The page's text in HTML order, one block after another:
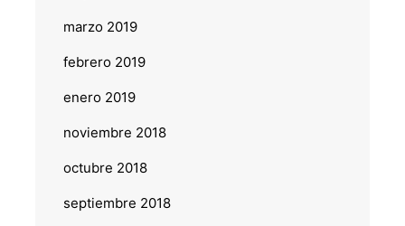
marzo 2019
febrero 2019
enero 2019
noviembre 2018
octubre 2018
septiembre 2018